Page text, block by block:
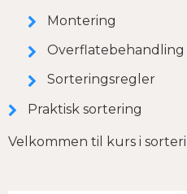
Montering
Overflatebehandling
Sorteringsregler
Praktisk sortering
Velkommen til kurs i